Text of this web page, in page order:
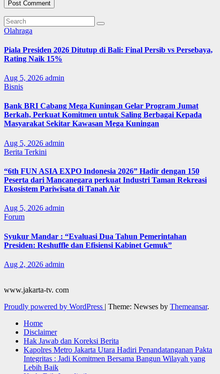
Olahraga
Piala Presiden 2026 Ditutup di Bali: Final Persib vs Persebaya,
Rating Naik 15%
Aug 5, 2026 admin
Bisnis
Bank BRI Cabang Mega Kuningan Gelar Program Jumat
Berkah, Perkuat Komitmen untuk Saling Berbagai Kepada
Masyarakat Sekitar Kawasan Mega Kuningan
Aug 5, 2026 admin
Berita Terkini
“6th FUN ASIA EXPO Indonesia 2026” Hadir dengan 150
Peserta dari Mancanegara perkuat Industri Taman Rekreasi
Ekosistem Pariwisata di Tanah Air
Aug 5, 2026 admin
Forum
Syukur Mandar : “Evaluasi Dua Tahun Pemerintahan
Presiden: Reshuffle dan Efisiensi Kabinet Gemuk”
Aug 2, 2026 admin
www.jakarta-tv. com
Proudly powered by WordPress | Theme: Newses by Themeansar.
Home
Disclaimer
Hak Jawab dan Koreksi Berita
Kapolres Metro Jakarta Utara Hadiri Penandatanganan Pakta
Integritas : Jadi Komitmen Bersama Bangun Wilayah yang
Lebih Baik